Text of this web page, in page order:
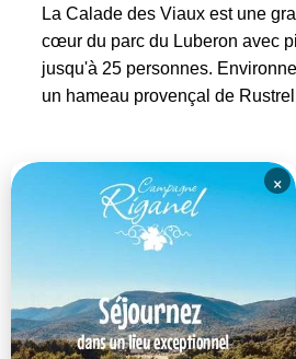
La Calade des Viaux est une
cœur du parc du Luberon avec
jusqu'à 25 personnes.
un hameau provençal de
Lagnes
×